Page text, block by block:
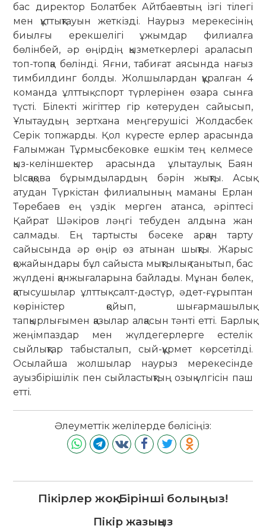
бас директор Болатбек Айтбаевтың ізгі тілегі
мен құттықтауын жеткізді. Наурыз мерекесінің
биылғы ерекшелігі ұжымдар филиалға
бөлінбей, әр өңірдің қызметкерлері араласып
топ-топқа бөлінді. Яғни, табиғат аясында нағыз
тимбилдинг болды. Жолшылардан құралған 4
команда ұлттық спорт түрлерінен өзара сынға
түсті. Білекті жігіттер гір көтеруден сайысып,
Ұлытаудың зертхана меңгерушісі Жолдасбек
Серік топжарды. Қол күресте ерлер арасында
Ғалымжан Тұрмысбековке ешкім тең келмесе
қыз-келіншектер арасында ұлытаулық Баян
Ысқақова бұрымдылардың бәрін жықты. Асық
атудан Түркістан филиалының маманы Ерлан
Төребаев ең үздік мерген атанса, әріптесі
Қайрат Шәкіров ләңгі тебуден алдына жан
салмады. Ең тартысты бәсеке арқан тарту
сайысында әр өңір өз атынан шықты. Жарыс
қожайындары бұл сайыста мықтылық танытып, бас
жүлдені қанжығаларына байлады. Мұнан бөлек,
қатысушылар ұлттық салт-дәстүр, әдет-ғұрыптан
көріністер қойып, шығармашылық
тапқырлығымен қазылар алқасын тәнті етті. Барлық
жеңімпаздар мен жүлдегерлерге естелік
сыйлықтар табысталып, сый-құрмет көрсетілді.
Осылайша жолшылар наурыз мерекесінде
ауызбірішілік пен сыйластықтың озық үлгісін паш
етті.
Әлеуметтік желілерде бөлісіңіз:
Пікірлер жоқ. Бірінші болыңыз!
Пікір жазыңыз